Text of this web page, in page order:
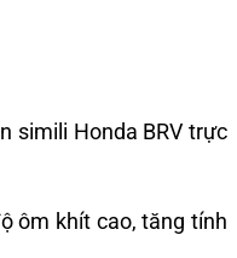
simili Honda BRV trực
ôm khít cao, tăng tính